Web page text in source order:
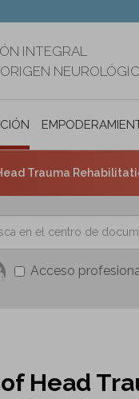
INTEGRAL
Trauma
Acceso
Head